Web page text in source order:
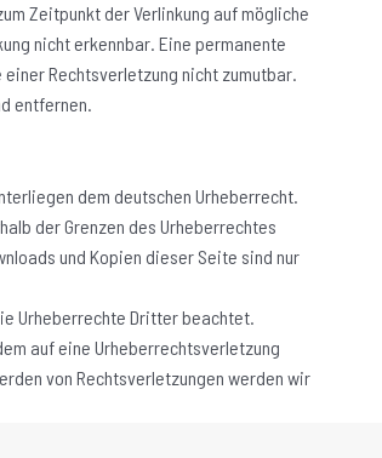
Zeitpunkt der Verlinkung auf mögliche
nicht erkennbar. Eine permanente
Rechtsverletzung nicht zumutbar.
entfernen.
dem deutschen Urheberrecht.
der Grenzen des Urheberrechtes
und Kopien dieser Seite sind nur
Urheberrechte Dritter beachtet.
auf eine Urheberrechtsverletzung
von Rechtsverletzungen werden wir